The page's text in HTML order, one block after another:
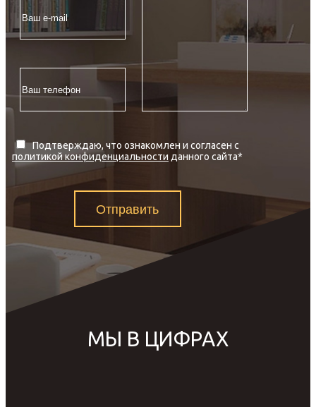
Подтверждаю, что ознакомлен и согласен с
политикой конфиденциальности данного сайта*
Отправить
МЫ В ЦИФРАХ